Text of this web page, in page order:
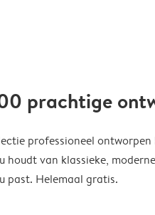
prachtige
professioneel
houdt van klassieke,
past. Helemaal gratis.